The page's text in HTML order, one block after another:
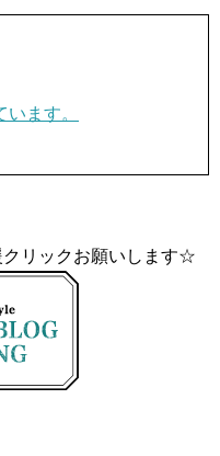
ます。
クリックお願いします☆